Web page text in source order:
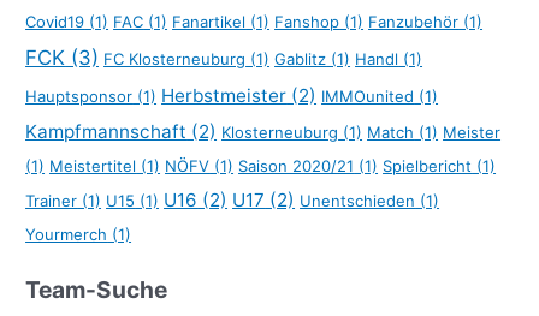
Covid19 (1) FAC (1) Fanartikel (1) Fanshop (1) Fanzubehör (1)
FCK (3) FC Klosterneuburg (1) Gablitz (1) Handl (1)
Hauptsponsor (1) Herbstmeister (2) IMMOunited (1)
Kampfmannschaft (2) Klosterneuburg (1) Match (1) Meister
(1) Meistertitel (1) NÖFV (1) Saison 2020/21 (1) Spielbericht (1)
Trainer (1) U15 (1) U16 (2) U17 (2) Unentschieden (1)
Yourmerch (1)
Team-Suche